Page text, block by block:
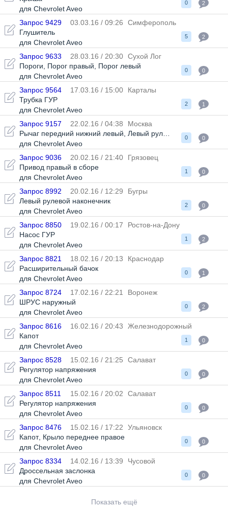
для Chevrolet Aveo
0 2
Запрос 9429 03.03.16 / 09:26
Симферополь
Глушитель
для Chevrolet Aveo
5 2
Запрос 9633 28.03.16 / 20:30 Сухой Лог
Пороги
Порог правый
Порог левый
для Chevrolet Aveo
0 0
Запрос 9564 17.03.16 / 15:00
Карталы
Трубка ГУР
для Chevrolet Aveo
2 1
Запрос 9157 22.02.16 / 04:38
Москва
Рычаг передний нижний левый Левый рулевой наконечник
для Chevrolet Aveo
0 0
Запрос 9036 20.02.16 / 21:40
Грязовец
Привод правый в сборе
для Chevrolet Aveo
1 0
Запрос 8992 20.02.16 / 12:29
Бугры
Левый рулевой наконечник
для Chevrolet Aveo
2 0
Запрос 8850 19.02.16 / 00:17
Ростов-на-Дону
Насос ГУР
для Chevrolet Aveo
1 2
Запрос 8821 18.02.16 / 20:13
Краснодар
Расширительный бачок
для Chevrolet Aveo
0 1
Запрос 8724 17.02.16 / 22:21
Воронеж
ШРУС наружный
для Chevrolet Aveo
0 2
Запрос 8616 16.02.16 / 20:43
Железнодорожный
Капот
для Chevrolet Aveo
1 0
Запрос 8528 15.02.16 / 21:25
Салават
Регулятор напряжения
для Chevrolet Aveo
0 0
Запрос 8511 15.02.16 / 20:02
Салават
Регулятор напряжения
для Chevrolet Aveo
0 0
Запрос 8476 15.02.16 / 17:22
Ульяновск
Капот, Крыло переднее правое
для Chevrolet Aveo
0 0
Запрос 8334 14.02.16 / 13:39
Чусовой
Дроссельная заслонка
для Chevrolet Aveo
0 0
Показать ещё